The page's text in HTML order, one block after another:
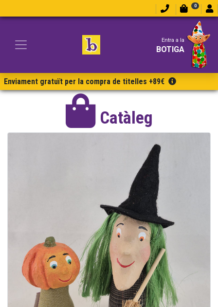
0
Entra a la
BOTIGA
Enviament gratuït per la compra de titelles +89€
Catàleg